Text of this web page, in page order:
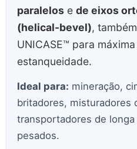
paralelos e de eixos
(helical-bevel),
UNICASE™ para
estanqueidade.
Ideal para: mineração,
britadores, misturadores
transportadores de
pesados.